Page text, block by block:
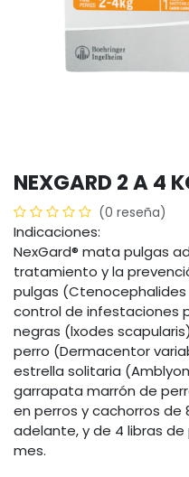
NEXGARD 2 A 4
(0 reseña)
Indicaciones:
NexGard® mata pulgas
tratamiento y la
pulgas
control de infestaciones
negras (lxodes
perro (Dermacentor
estrella solitaria
garrapata marrón de
en perros y cachorros
adelante, y de 4 libras
mes.